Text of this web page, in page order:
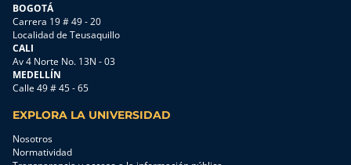
BOGOTÁ
Carrera 19 # 49 - 20
Localidad de Teusaquillo
CALI
Av 4 Norte No. 13N - 03
MEDELLÍN
Calle 49 # 45 - 65
EXPLORA LA UNIVERSIDAD
Nosotros
Normatividad